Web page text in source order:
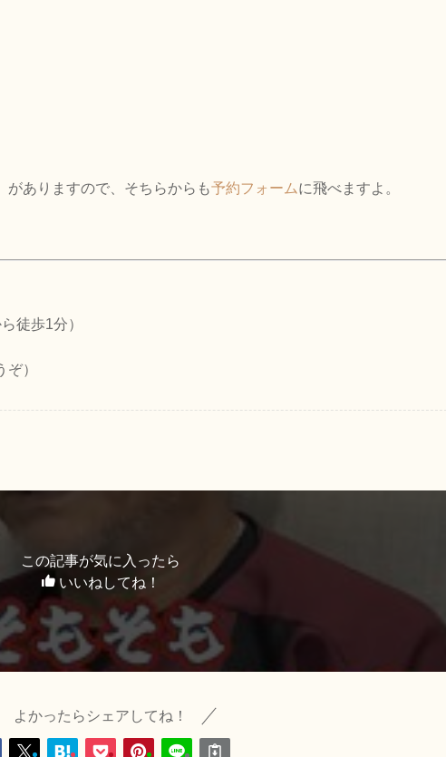
がありますので、そちらからも予約フォームに飛べますよ。
徒歩1分）
）
この記事が気に入ったら
いいねしてね！
よかったらシェアしてね！